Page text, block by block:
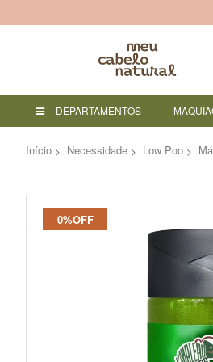
DEPARTAMENTOS
Início Necessidade Low Poo
Pular
para
0%OFF